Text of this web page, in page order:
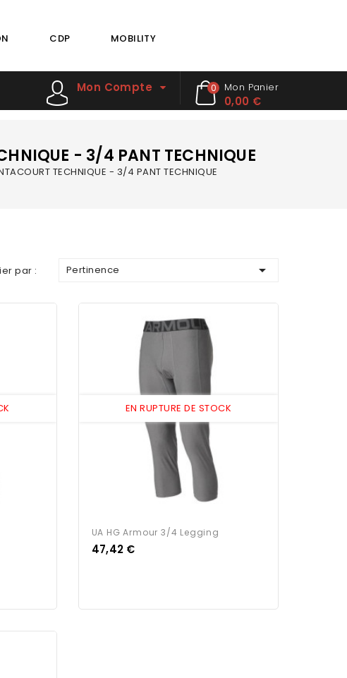
CDP MOBILITY
Mon Panier
0,00 €
0
Mon Compte
- 3/4 PANT TECHNIQUE
TECHNIQUE - 3/4 PANT TECHNIQUE
par : Pertinence 
EN RUPTURE DE STOCK
UA HG Armour 3/4 Legging
Prix
47,42 €